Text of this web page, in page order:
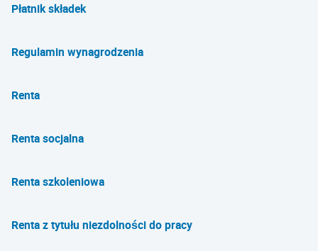
Płatnik składek
Regulamin wynagrodzenia
Renta
Renta socjalna
Renta szkoleniowa
Renta z tytułu niezdolności do pracy